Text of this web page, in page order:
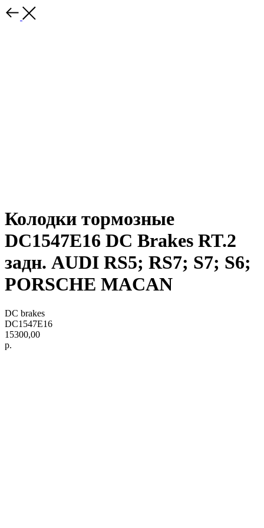
Колодки тормозные
DC1547E16 DC Brakes RT.2
задн. AUDI RS5; RS7; S7; S6;
PORSCHE MACAN
DC brakes
DC1547E16
15300,00
р.